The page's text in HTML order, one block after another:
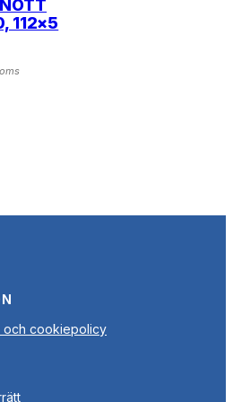
112×5
och cookiepolicy